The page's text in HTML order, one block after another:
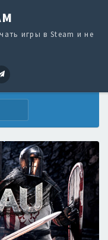
игры в Steam и не